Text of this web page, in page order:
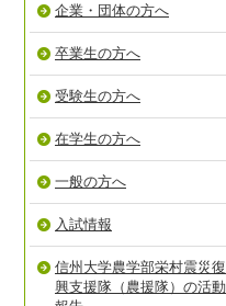
企業・団体の方へ
卒業生の方へ
受験生の方へ
在学生の方へ
一般の方へ
入試情報
信州大学農学部栄村震災復
興支援隊（農援隊）の活動